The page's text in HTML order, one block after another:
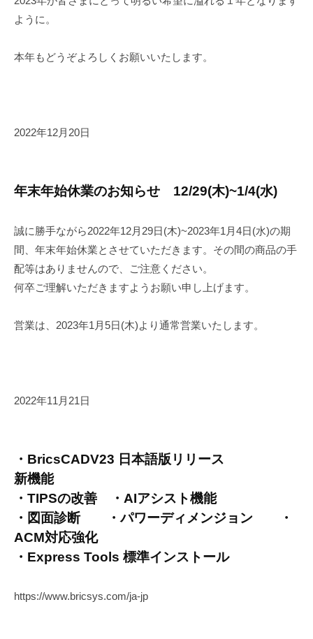
ように。
本年もどうぞよろしくお願いいたします。
2022年12月20日
年末年始休業のお知らせ 12/29(木)~1/4(水)
誠に勝手ながら2022年12月29日(木)~2023年1月4日(水)の期
間、年末年始休業とさせていただきます。その間の商品の手
配等はありませんので、ご注意ください。
何卒ご理解いただきますようお願い申し上げます。
営業は、2023年1月5日(木)より通常営業いたします。
2022年11月21日
・BricsCADV23 日本語版リリース
新機能
・TIPSの改善 ・AIアシスト機能
・図面診断 ・パワーディメンジョン ・
ACM対応強化
・Express Tools 標準インストール
https://www.bricsys.com/ja-jp